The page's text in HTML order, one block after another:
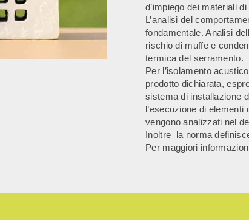
d’impiego dei materiali
L’analisi del
fondamentale. Analisi
rischio di muffe e
termica del serramento.
Per l’isolamento
prodotto dichiarata,
sistema di installazione
l’esecuzione di
vengono analizzati nel
Inoltre la norma
Per maggiori